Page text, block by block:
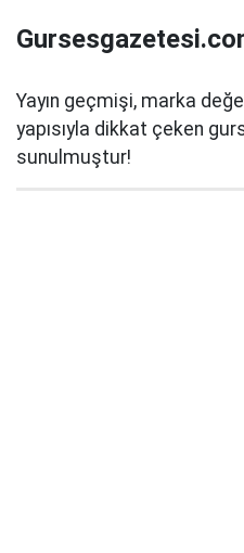
Yayın geçmişi, marka
yapısıyla dikkat çeken
sunulmuştur!